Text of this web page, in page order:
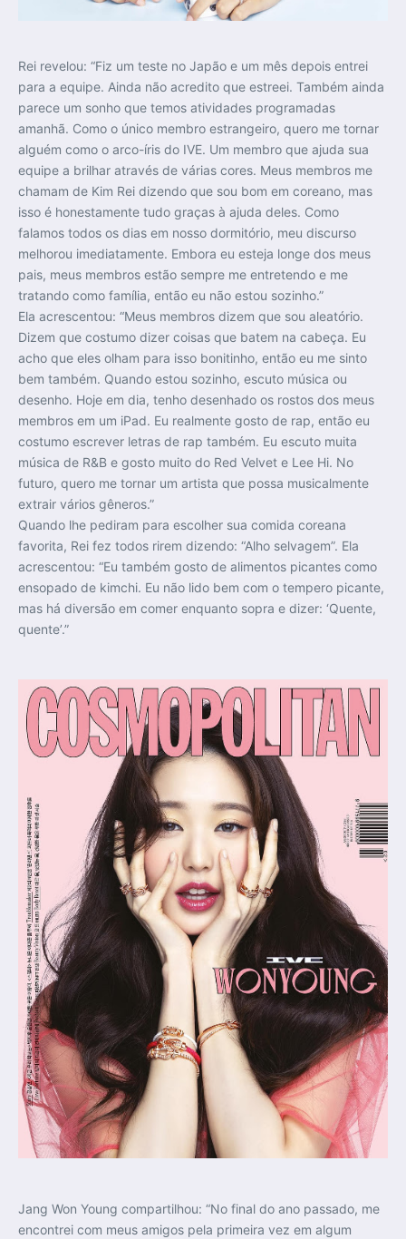
Rei revelou: “Fiz um teste no Japão e um mês depois entrei
para a equipe. Ainda não acredito que estreei. Também ainda
parece um sonho que temos atividades programadas
amanhã. Como o único membro estrangeiro, quero me tornar
alguém como o arco-íris do IVE. Um membro que ajuda sua
equipe a brilhar através de várias cores. Meus membros me
chamam de Kim Rei dizendo que sou bom em coreano, mas
isso é honestamente tudo graças à ajuda deles. Como
falamos todos os dias em nosso dormitório, meu discurso
melhorou imediatamente. Embora eu esteja longe dos meus
pais, meus membros estão sempre me entretendo e me
tratando como família, então eu não estou sozinho.”
Ela acrescentou: “Meus membros dizem que sou aleatório.
Dizem que costumo dizer coisas que batem na cabeça. Eu
acho que eles olham para isso bonitinho, então eu me sinto
bem também. Quando estou sozinho, escuto música ou
desenho. Hoje em dia, tenho desenhado os rostos dos meus
membros em um iPad. Eu realmente gosto de rap, então eu
costumo escrever letras de rap também. Eu escuto muita
música de R&B e gosto muito do Red Velvet e Lee Hi. No
futuro, quero me tornar um artista que possa musicalmente
extrair vários gêneros.”
Quando lhe pediram para escolher sua comida coreana
favorita, Rei fez todos rirem dizendo: “Alho selvagem”. Ela
acrescentou: “Eu também gosto de alimentos picantes como
ensopado de kimchi. Eu não lido bem com o tempero picante,
mas há diversão em comer enquanto sopra e dizer: ‘Quente,
quente’.”
Jang Won Young compartilhou: “No final do ano passado, me
encontrei com meus amigos pela primeira vez em algum